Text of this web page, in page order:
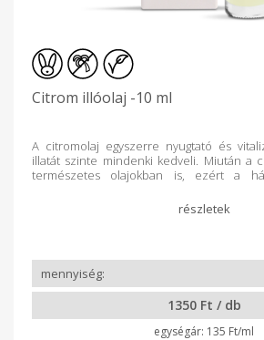
Citrom illóolaj -10 ml
A citromolaj egyszerre nyugtató és
illatát szinte mindenki kedveli. Miután a
természetes olajokban is, ezért a
igényelnek (pl. fa): - bútorok ápolására,
rongy segítségével, mert fényt ad a fának
cseppet vízzel hígítva, szórófejes
(hígítva, szórófejes palackban), vagy
Cudy Future Kft Nyíregyháza
1350 Ft / db
135 Ft/ml